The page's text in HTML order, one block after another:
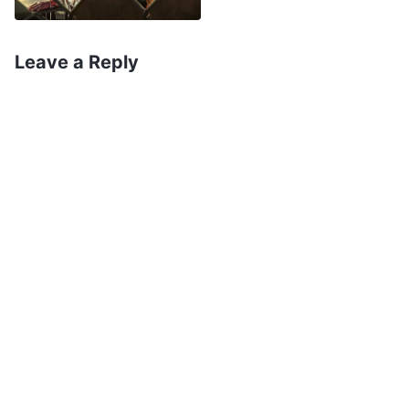
humilhado, e mesmo que isso custe a minha
vida, devo concluir tudo o que Deus me confiou.
Leave a Reply